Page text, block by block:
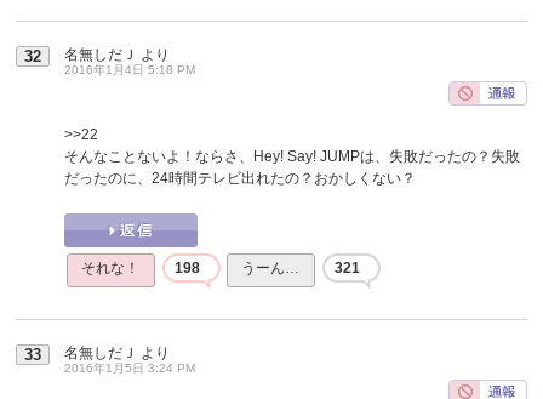
32 名無しだＪ より
2016年1月4日 5:18 PM
>>22
そんなことないよ！ならさ、Hey! Say! JUMPは、失敗だったの？失敗
だったのに、24時間テレビ出れたの？おかしくない？
それな！ 198 うーん… 321
33 名無しだＪ より
2016年1月5日 3:24 PM